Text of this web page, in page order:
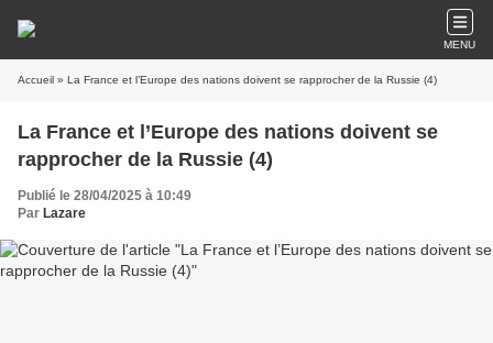
MENU
Accueil » La France et l’Europe des nations doivent se rapprocher de la Russie (4)
La France et l’Europe des nations doivent se
rapprocher de la Russie (4)
Publié le 28/04/2025 à 10:49
Par Lazare